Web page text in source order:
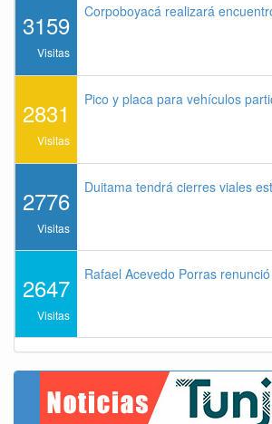
3159
Visitas
Corpoboyacá realizará
2831
Visitas
Pico y placa para vehículos
2776
Visitas
Duitama tendrá cierres viales
2647
Visitas
Rafael Acevedo Porras